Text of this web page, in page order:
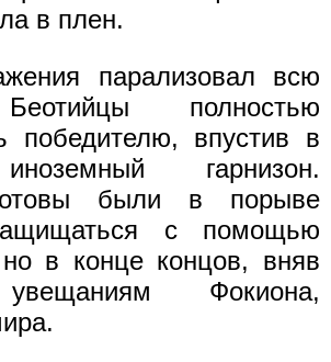
в плен.
парализовал всю
полностью
победителю, впустив в
гарнизон.
были в порыве
с помощью
в конце концов, вняв
Фокиона,